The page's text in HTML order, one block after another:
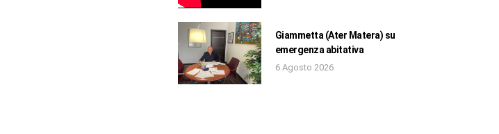
Giammetta (Ater Matera) su
emergenza abitativa
6 Agosto 2026